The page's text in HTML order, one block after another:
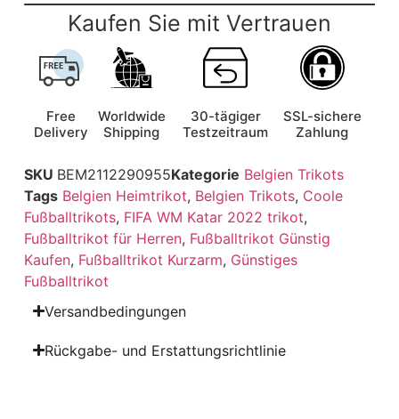
Kaufen Sie mit Vertrauen
Free
Delivery
Worldwide
Shipping
30-tägiger
Testzeitraum
SSL-sichere
Zahlung
SKU BEM2112290955Kategorie Belgien Trikots
Tags Belgien Heimtrikot, Belgien Trikots, Coole
Fußballtrikots, FIFA WM Katar 2022 trikot,
Fußballtrikot für Herren, Fußballtrikot Günstig
Kaufen, Fußballtrikot Kurzarm, Günstiges
Fußballtrikot
Versandbedingungen
Rückgabe- und Erstattungsrichtlinie